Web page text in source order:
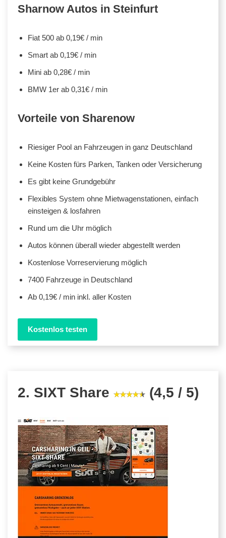
Sharnow Autos in Steinfurt
Fiat 500 ab 0,19€ / min
Smart ab 0,19€ / min
Mini ab 0,28€ / min
BMW 1er ab 0,31€ / min
Vorteile von Sharenow
Riesiger Pool an Fahrzeugen in ganz Deutschland
Keine Kosten fürs Parken, Tanken oder Versicherung
Es gibt keine Grundgebühr
Flexibles System ohne Mietwagenstationen, einfach
einsteigen & losfahren
Rund um die Uhr möglich
Autos können überall wieder abgestellt werden
Kostenlose Vorreservierung möglich
7400 Fahrzeuge in Deutschland
Ab 0,19€ / min inkl. aller Kosten
Kostenlos testen
2. SIXT Share (4,5 / 5)